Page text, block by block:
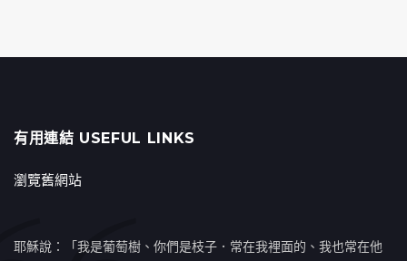
有用連結 USEFUL LINKS
瀏覽舊網站
耶穌說：「我是葡萄樹、你們是枝子．常在我裡面的、我也常在他